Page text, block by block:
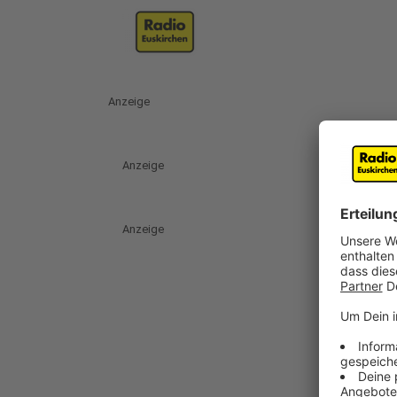
Anzeige
Anzeige
Anzeige